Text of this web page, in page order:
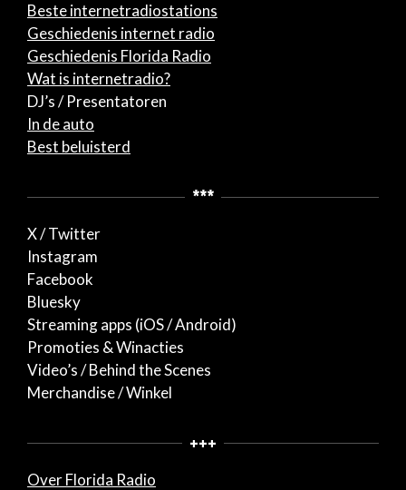
Beste internetradiostations
Geschiedenis internet radio
Geschiedenis Florida Radio
Wat is internetradio?
DJ’s / Presentatoren
In de auto
Best beluisterd
***
X / Twitter
Instagram
Facebook
Bluesky
Streaming apps (iOS / Android)
Promoties & Winacties
Video’s / Behind the Scenes
Merchandise / Winkel
+++
Over Florida Radio